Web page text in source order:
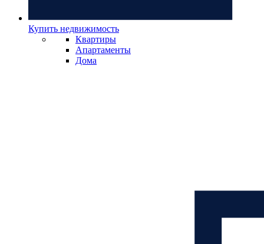
Купить недвижимость
Квартиры
Апартаменты
Дома